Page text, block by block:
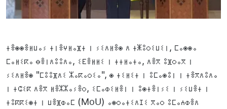
ⵜⴻⵙⵙⴻⵍⵡⴰⵢ ⵜⵏⴻⵖⵍⴰⴼⵜ ⵏ ⵢⵉⴷⵍⴻⵙ ⴷ ⵜⵥⵓⵔⵉⵡⵉⵏ, ⵎⴰⵙⵙⴰ
ⵎⴰⵍⵉⴽⴰ ⴱⴻⵏⴷⵓⵓⴷⴰ, ⵉⴹⴻⵍⵍⵉ ⵏ ⵜⵜⵍⴰⵜⴰ, ⴷⴻⴳ ⵓⴼⵔⴰⴳ ⵏ
ⵢⵉⴷⵍⴻⵙ "ⵎⵓⵓⴼⴷⵉ ⵣⴰⴽⴰⵔⵉⴰ", ⵙ ⵜⵉⵍⵉⵜ ⵏ ⵓⵎⴰⵙⵓⵏ ⵏ ⵜⴻⴳⴷⵓⴷⴰ
ⵏ ⵜⵛⵉⴽ ⴷⴻⴳ ⵍⴻⵣⵣⴰⵢⴻⵔ, ⵉⵎⴰⵀⵉⵍⴻⵏ ⵏ ⵓⵙⵜⴻⵏⵢⵉ ⵏ ⵢⵉⵡⴻⵜ ⵏ
ⵜⵓⴽⴽⵉⵙⵜ ⵏ ⵡⴻⴼⵀⴰⵎ (MoU) ⴰⵙⵔⴰⵜⵉⴷⵊⵉ ⴳⴰⵔ ⵓⵎⴰⵄⵀⴻⴷ